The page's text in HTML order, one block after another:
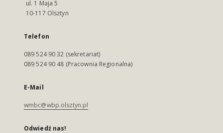
ul. 1 Maja 5
10-117 Olsztyn
Telefon
089 524 90 32 (sekretariat)
089 524 90 48 (Pracownia Regionalna)
E-Mail
wmbc@wbp.olsztyn.pl
Odwiedź nas!